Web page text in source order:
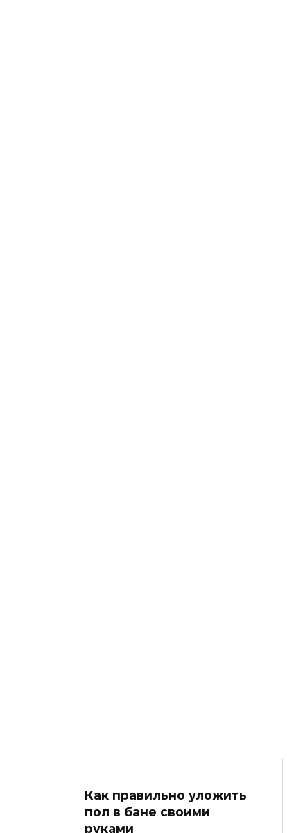
Как правильно уложить
пол в бане своими
руками